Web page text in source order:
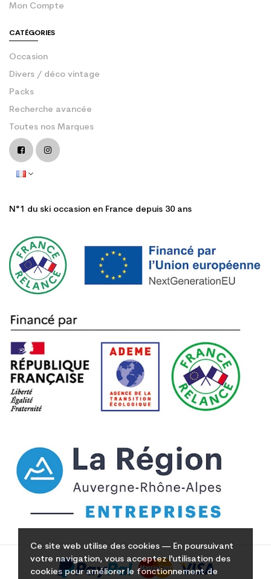
Ce site web utilise des cookies — En poursuivant
votre navigation, vous acceptez l'utilisation des
cookies pour améliorer le fonctionnement de
Mon Compte
CATÉGORIES
Occasion
Divers / déco vintage
Packs
Recherche avancée
Toutes nos Marques
N°1 du ski occasion en France depuis 30 ans